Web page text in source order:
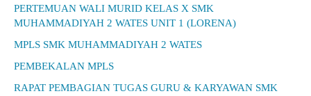
PERTEMUAN WALI MURID KELAS X SMK
MUHAMMADIYAH 2 WATES UNIT 1 (LORENA)
MPLS SMK MUHAMMADIYAH 2 WATES
PEMBEKALAN MPLS
RAPAT PEMBAGIAN TUGAS GURU & KARYAWAN SMK